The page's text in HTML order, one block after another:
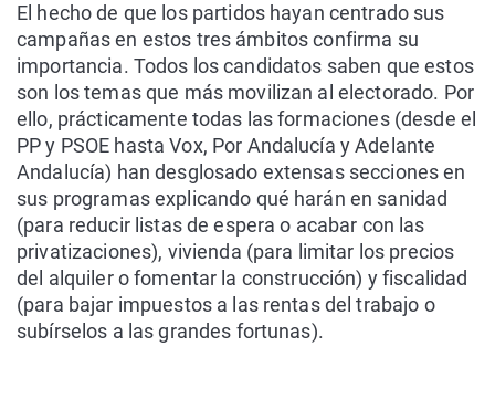
El hecho de que los partidos hayan centrado sus
campañas en estos tres ámbitos confirma su
importancia. Todos los candidatos saben que estos
son los temas que más movilizan al electorado. Por
ello, prácticamente todas las formaciones (desde el
PP y PSOE hasta Vox, Por Andalucía y Adelante
Andalucía) han desglosado extensas secciones en
sus programas explicando qué harán en sanidad
(para reducir listas de espera o acabar con las
privatizaciones), vivienda (para limitar los precios
del alquiler o fomentar la construcción) y fiscalidad
(para bajar impuestos a las rentas del trabajo o
subírselos a las grandes fortunas).